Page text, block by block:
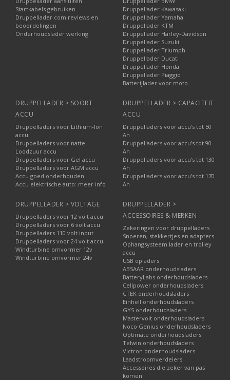
Startkabels gebruiken
Druppellader.com reviews en
beoordelingen
Onderhoudslader werking
Druppellader Kawasaki
Druppellader Yamaha
Druppellader KTM
Druppellader Harley-Davidson
Druppellader Suzuki
Druppellader Triumph
Druppellader Ducati
Druppellader Honda
Druppellader Piaggio
Batterijlader voor moto
DRUPPELLADER > SOORT
ACCU
Druppelladers voor Lithium-Ion
accu
Druppelladers voor natte
Loodzuur accu
Druppelladers voor Gel accu
Druppelladers voor AGM accu
Accu goed onderhouden
Accu elektrische auto: meer info
DRUPPELLADER > CAPACITEIT
ACCU
Druppelladers voor accu’s tot 50
Ah
Druppelladers voor accu’s tot 90
Ah
Druppelladers voor accu’s tot 130
Ah
Druppelladers voor accu’s tot 170
Ah
DRUPPELLADER > VOLTAGE
Druppelladers voor 12 volt accu
Druppelladers voor 6 volt accu
Druppelladers 110 volt input
Druppelladers voor 24 volt accu
Windturbine omvormer 12v
Windturbine omvormer 24v
DRUPPELLADER >
ACCESSOIRES & MERKEN
Zekeringen voor druppelladers
Snoeren, stekkertjes en adapters
Ophangsysteem lader en trolley
accu
USB opladers
ABSAAR onderhoudsladers
BatteryLabs onderhoudsladers
Cellpower onderhoudsladers
CTEK onderhoudsladers
Einhell onderhoudsladers
GYS onderhoudsladers
Mastervolt onderhoudsladers
Noco Genius onderhoudsladers
Optimate onderhoudsladers
Telwin onderhoudsladers
Victron onderhoudsladers
Laadstroomverdelers
Accessoires die zeker van pas
komen